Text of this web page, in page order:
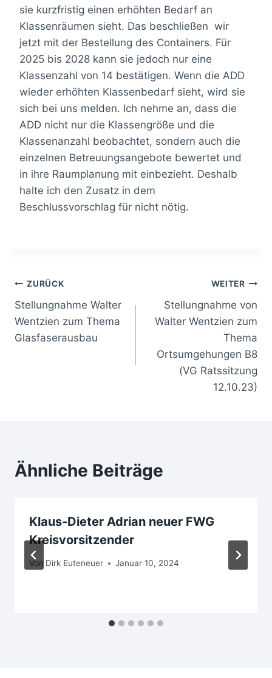
sie kurzfristig einen erhöhten Bedarf an
Klassenräumen sieht. Das beschließen wir
jetzt mit der Bestellung des Containers. Für
2025 bis 2028 kann sie jedoch nur eine
Klassenzahl von 14 bestätigen. Wenn die ADD
wieder erhöhten Klassenbedarf sieht, wird sie
sich bei uns melden. Ich nehme an, dass die
ADD nicht nur die Klassengröße und die
Klassenanzahl beobachtet, sondern auch die
einzelnen Betreuungsangebote bewertet und
in ihre Raumplanung mit einbezieht. Deshalb
halte ich den Zusatz in dem
Beschlussvorschlag für nicht nötig.
Beitragsnavigation
ZURÜCK
Stellungnahme Walter
Wentzien zum Thema
Glasfaserausbau
WEITER
Stellungnahme von
Walter Wentzien zum
Thema
Ortsumgehungen B8
(VG Ratssitzung
12.10.23)
Ähnliche Beiträge
Klaus-Dieter Adrian neuer FWG
Kreisvorsitzender
Von Dirk Euteneuer Januar 10, 2024